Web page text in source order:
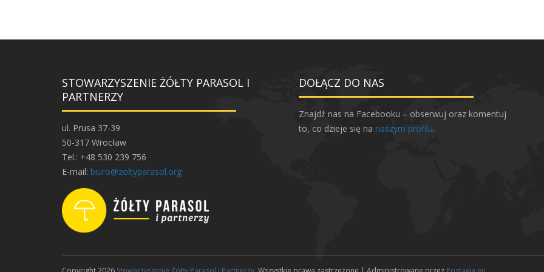
STOWARZYSZENIE ŻÓŁTY PARASOL I
PARTNERZY
ul. Prusa 37-39
50-317 Wrocław
Tel.: +48 530 239 756
E-mail: biuro@zoltyparasol.org
DOŁĄCZ DO NAS
Znajdź nas na Facebooku – obserwuj oraz komentuj
to, co dzieje się nanaszym profilu.